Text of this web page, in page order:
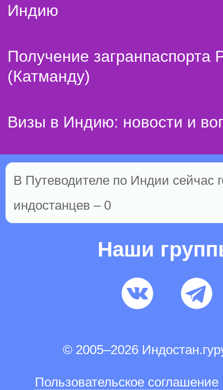
Индию
Получение
(Катманду)
Визы в Индию: новости и
В Путеводителе по Индии сейчас
индостанцев – 0
Наши
© 2005–2026
Пользовательское соглашение